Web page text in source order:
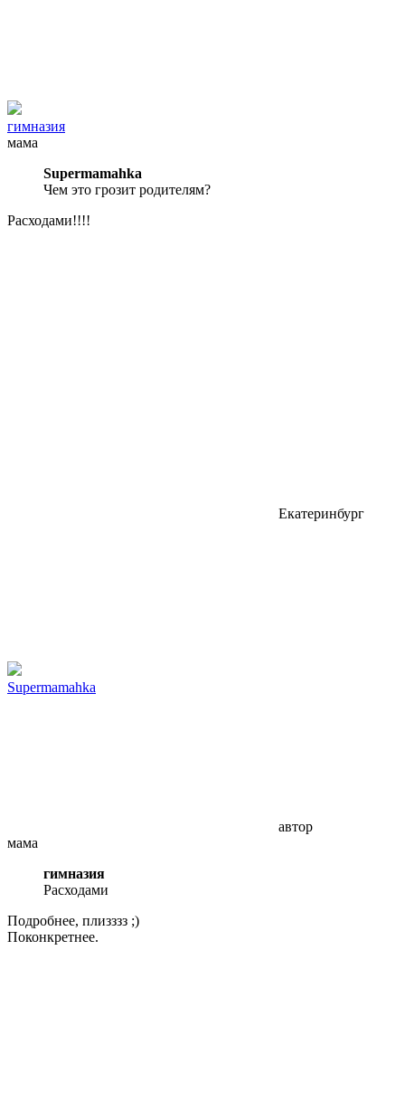
гимназия
мама
Supermamahka
Чем это грозит родителям?
Расходами!!!!
Екатеринбург
Supermamahka
автор
мама
гимназия
Расходами
Подробнее, плизззз ;)
Поконкретнее.